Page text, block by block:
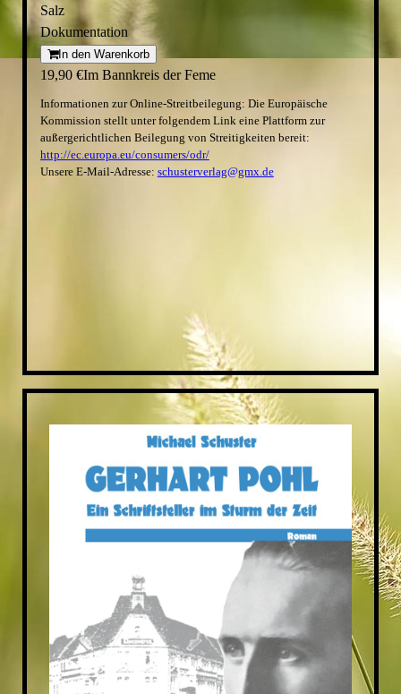
Salz
Dokumentation
In den Warenkorb
19,90 €Im Bannkreis der Feme
Informationen zur Online-Streitbeilegung: Die Europäische
Kommission stellt unter folgendem Link eine Plattform zur
außergerichtlichen Beilegung von Streitigkeiten bereit:
http://ec.europa.eu/consumers/odr/
Unsere E-Mail-Adresse: schusterverlag@gmx.de